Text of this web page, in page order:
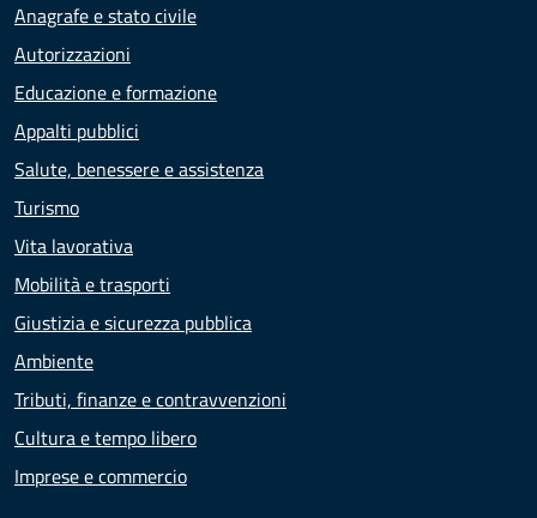
Anagrafe e stato civile
Autorizzazioni
Educazione e formazione
Appalti pubblici
Salute, benessere e assistenza
Turismo
Vita lavorativa
Mobilità e trasporti
Giustizia e sicurezza pubblica
Ambiente
Tributi, finanze e contravvenzioni
Cultura e tempo libero
Imprese e commercio